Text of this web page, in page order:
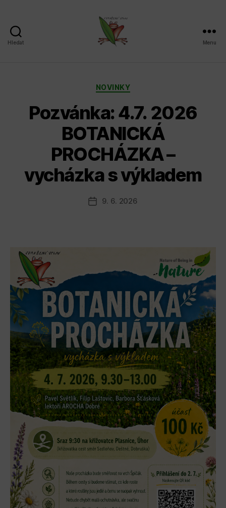
Hledat Menu
Rubriky
NOVINKY
Pozvánka: 4.7. 2026
BOTANICKÁ
PROCHÁZKA –
vycházka s výkladem
Datum
9. 6. 2026